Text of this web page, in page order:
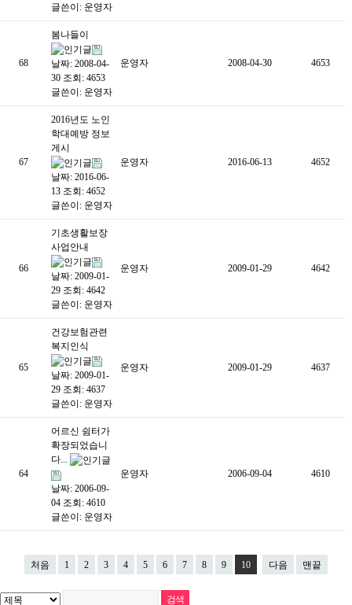
글쓴이: 운영자
68
봄나들이
날짜: 2008-04-
30 조회: 4653
글쓴이: 운영자
운영자 2008-04-30 4653
67
2016년도 노인
학대예방 정보
게시
날짜: 2016-06-
13 조회: 4652
글쓴이: 운영자
운영자 2016-06-13 4652
66
기초생활보장
사업안내
날짜: 2009-01-
29 조회: 4642
글쓴이: 운영자
운영자 2009-01-29 4642
65
건강보험관련
복지인식
날짜: 2009-01-
29 조회: 4637
글쓴이: 운영자
운영자 2009-01-29 4637
64
어르신 쉼터가
확장되었습니
다...
날짜: 2006-09-
04 조회: 4610
글쓴이: 운영자
운영자 2006-09-04 4610
처음 1 2 3 4 5 6 7 8 9 10 다음 맨끝